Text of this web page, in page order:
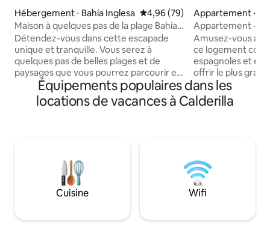
Hébergement ⋅ Bahía Inglesa Évaluation moyenne sur la
4,96 (79)
Maison à quelques pas de la plage Bahía
Inglesa
Détendez-vous dans cette escapade
unique et tranquille. Vous serez à
quelques pas de belles plages et de
paysages que vous pourrez parcourir et
apprécier. Vous séjournerez dans un
condominium, dans une maison
confortable et sûre (24/7) avec accès
d'un kiosque pour les barbecues, du Wi-
Fi, d'un accès depuis la rue, de 2 parkings
privés, d'un lave-linge, d'un fer à
repasser, d'une cafetière, d'un sèche-
placards, de draps et de serviettes.
Appartement ⋅
Appartement -
Amusez-vous
ce logement
espagnoles et équipé en pensant à vous
offrir le plus
de détente. Il dispose de 3 chambres
avec suite
matelas
un lave-linge/
Sèche-cheveux -
seulement 800 m
Équipements populaires dans les
locations de vacances à Calderilla
Cuisine Wifi